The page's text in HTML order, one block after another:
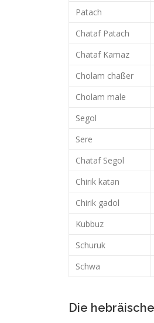
Patach
Chataf Patach
Chataf Kamaz
Cholam chaßer
Cholam male
Segol
Sere
Chataf Segol
Chirik katan
Chirik gadol
Kubbuz
Schuruk
Schwa
Die